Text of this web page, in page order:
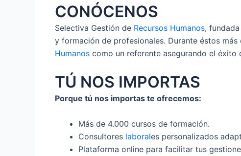
CONÓCENOS
Selectiva Gestión de Recursos Humanos,
y formación de profesionales. Durante éstos
Humanos como un referente asegurando el
TÚ NOS IMPORTAS
Porque tú nos importas te ofrecemos:
Más de 4.000 cursos de formación.
Consultores laborales personalizados
Plataforma online para facilitar tus